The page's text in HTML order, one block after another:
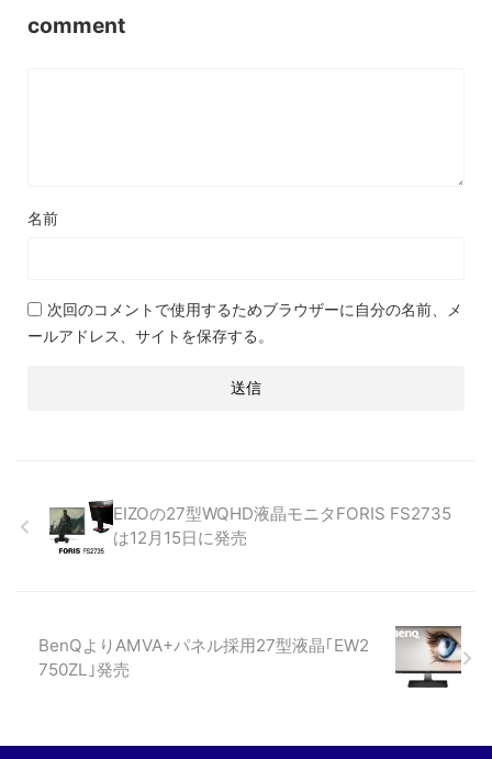
comment
名前
次回のコメントで使用するためブラウザーに自分の名前、メ
ールアドレス、サイトを保存する。
EIZOの27型WQHD液晶モニタFORIS FS2735
は12月15日に発売
BenQよりAMVA+パネル採用27型液晶｢EW2
750ZL｣発売